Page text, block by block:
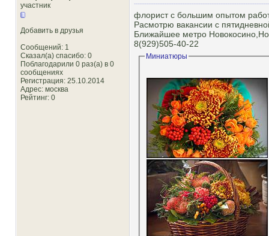
участник
Добавить в друзья
Сообщений: 1
Сказал(а) спасибо: 0
Поблагодарили 0 раз(а) в 0
сообщениях
Регистрация: 25.10.2014
Адрес: москва
Рейтинг: 0
флорист с большим опытом
Расмотрю вакансии с
Ближайшее метро
8(929)505-40-22
Миниатюры